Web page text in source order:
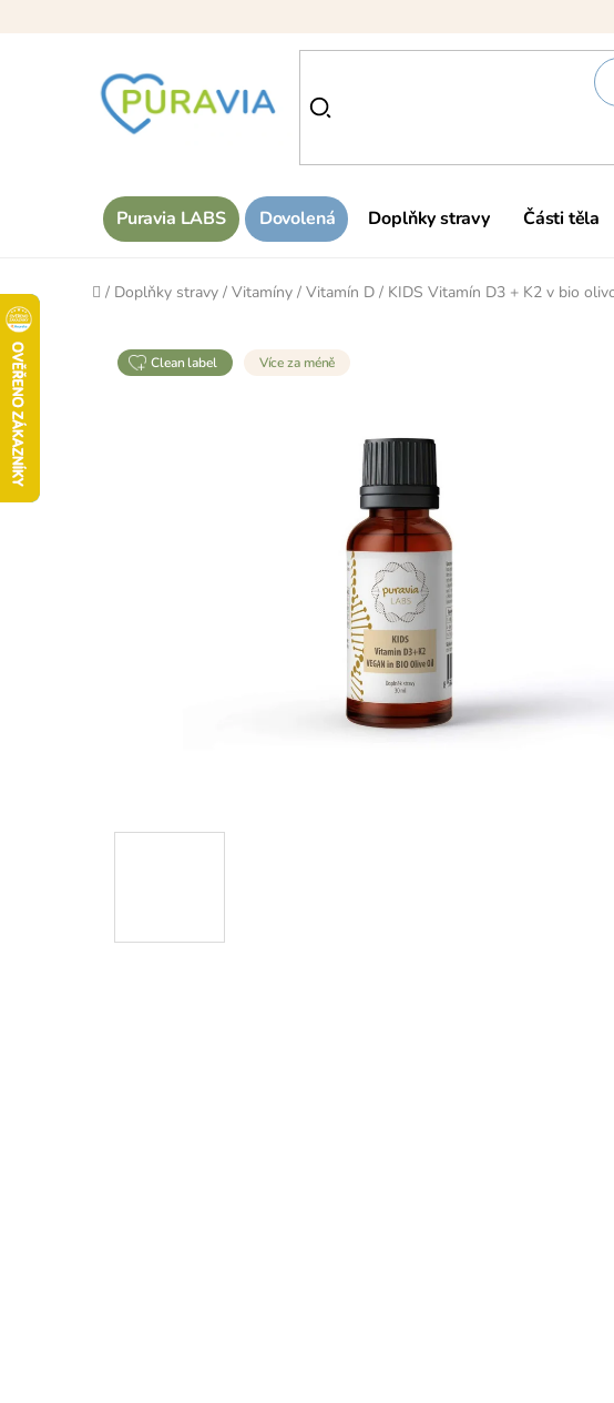
Puravia LABS Dovolená Doplňky stravy Části těla
Domů
/ Doplňky stravy / Vitamíny / Vitamín D / KIDS Vitamín D3 + K2 v bio
clean label Více za méně